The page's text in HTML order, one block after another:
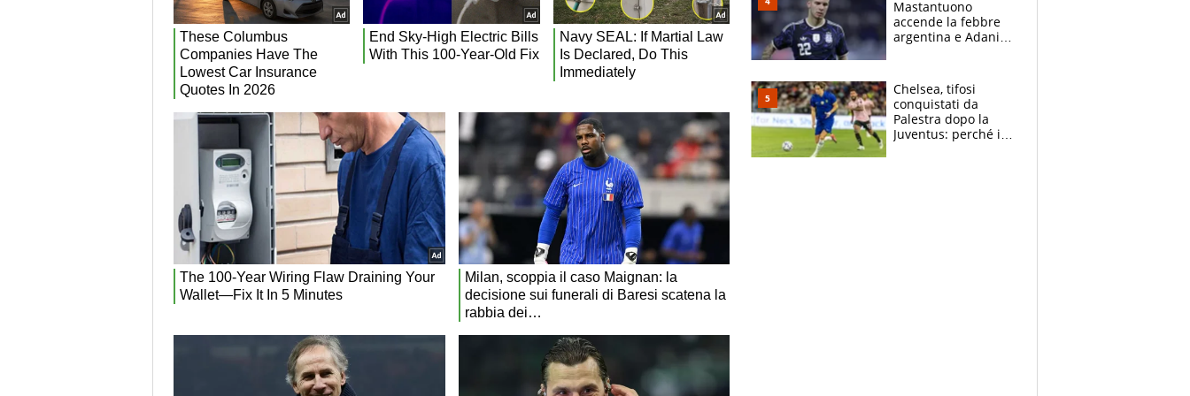
fratello calciatore
Mastantuono
accende la febbre
argentina e Adani
festa’ a Commisso
Chelsea, tifosi
conquistati da
Palestra dopo la
Juventus: perché i